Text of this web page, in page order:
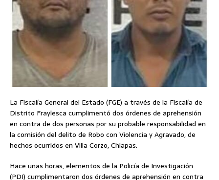
La Fiscalía General del Estado (FGE) a través de la Fiscalía de
Distrito Fraylesca cumplimentó dos órdenes de aprehensión
en contra de dos personas por su probable responsabilidad en
la comisión del delito de Robo con Violencia y Agravado, de
hechos ocurridos en Villa Corzo, Chiapas.
Hace unas horas, elementos de la Policía de Investigación
(PDI) cumplimentaron dos órdenes de aprehensión en contra